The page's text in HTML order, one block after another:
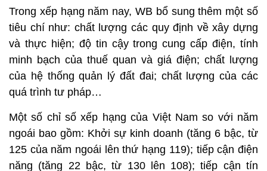
Trong xếp hạng năm nay, WB bổ sung thêm một số
tiêu chí như: chất lượng các quy định về xây dựng
và thực hiện; độ tin cậy trong cung cấp điện, tính
minh bạch của thuế quan và giá điện; chất lượng
của hệ thống quản lý đất đai; chất lượng của các
quá trình tư pháp…
Một số chỉ số xếp hạng của Việt Nam so với năm
ngoái bao gồm: Khởi sự kinh doanh (tăng 6 bậc, từ
125 của năm ngoái lên thứ hạng 119); tiếp cận điện
năng (tăng 22 bậc, từ 130 lên 108); tiếp cận tín